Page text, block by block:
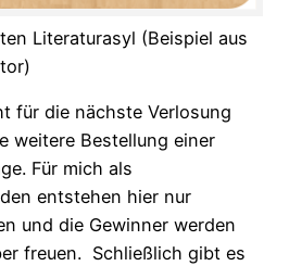
Literaturasyl (Beispiel aus
für die nächste Verlosung
weitere Bestellung einer
Für mich als
entstehen hier nur
und die Gewinner werden
freuen. Schließlich gibt es